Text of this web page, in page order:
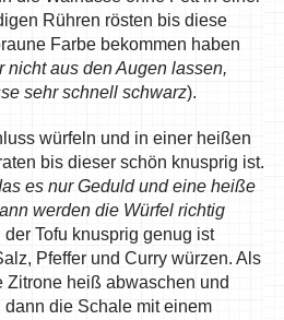
Rühren rösten bis diese
Farbe bekommen haben
nicht aus den Augen lassen,
sehr schnell schwarz).
würfeln und in einer heißen
bis dieser schön knusprig ist.
es nur Geduld und eine heiße
werden die Würfel richtig
der Tofu knusprig genug ist
Pfeffer und Curry würzen. Als
Zitrone heiß abwaschen und
dann die Schale mit einem